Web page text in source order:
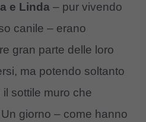
e Linda – pur vivendo
canile – erano
gran parte delle loro
ma potendo soltanto
sottile muro che
giorno – come hanno